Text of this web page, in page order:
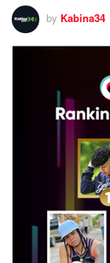
by Kabina34